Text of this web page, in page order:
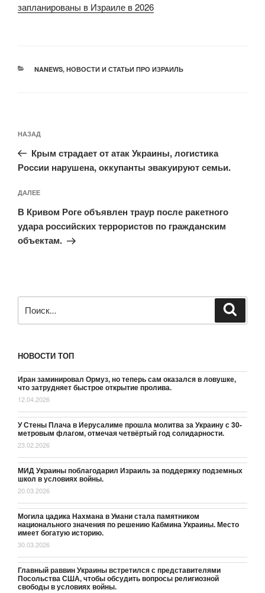
запланированы в Израиле в 2026
РУБРИКИ
NANEWS, НОВОСТИ И СТАТЬИ ПРО ИЗРАИЛЬ
по
записям
Предыдущая
запись:
НАЗАД
Крым страдает от атак Украины, логистика
России нарушена, оккупанты эвакуируют семьи.
Следующая
запись
ДАЛЕЕ
В Кривом Роге объявлен траур после ракетного
удара российских террористов по гражданским
объектам.
НОВОСТИ ТОП
Иран заминировал Ормуз, но теперь сам оказался в ловушке,
что затрудняет быстрое открытие пролива.
12.04.2026
У Стены Плача в Иерусалиме прошла молитва за Украину с 30-
метровым флагом, отмечая четвёртый год солидарности.
23.02.2026
МИД Украины поблагодарил Израиль за поддержку подземных
школ в условиях войны.
20.03.2026
Могила цадика Нахмана в Умани стала памятником
национального значения по решению Кабмина Украины. Место
имеет богатую историю.
30.03.2026
Главный раввин Украины встретился с представителями
Посольства США, чтобы обсудить вопросы религиозной
свободы в условиях войны.